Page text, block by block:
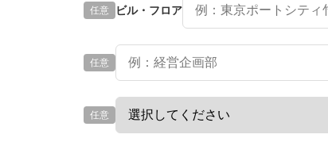
任意 ビル・フロア
任意
任意